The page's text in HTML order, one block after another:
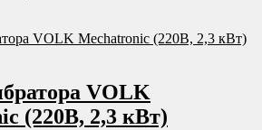
VOLK
(220В, 2,3 кВт)